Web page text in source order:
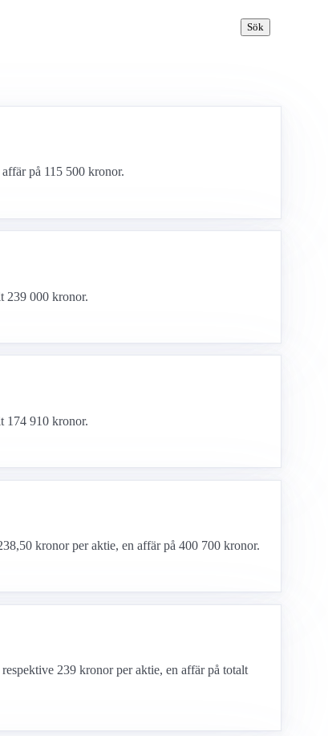
Sök
på 115 500 kronor.
239 000 kronor.
174 910 kronor.
kronor per aktie, en affär på 400 700 kronor.
239 kronor per aktie, en affär på totalt